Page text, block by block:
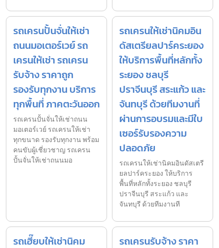
รถเครนปั้นจั่นให้เช่า
ถนนมอเตอร์เวย์ รถ
เครนให้เช่า รถเครน
รับจ้าง ราคาถูก
รองรับทุกงาน บริการ
ทุกพื้นที่ ภาคตะวันออก
รถเครนปั้นจั่นให้เช่าถนน
มอเตอร์เวย์ รถเครนให้เช่า
ทุกขนาด รองรับทุกงาน พร้อม
คนขับผู้เชี่ยวชาญ รถเครน
ปั้นจั่นให้เช่าถนนมอ
รถเครนให้เช่านิคมอิน
ดัสเตรียลปาร์คระยอง
ให้บริการพื้นที่หลักทั้ง
ระยอง ชลบุรี
ปราจีนบุรี สระแก้ว และ
จันทบุรี ด้วยทีมงานที่
ผ่านการอบรมและมีใบ
เซอร์รับรองความ
ปลอดภัย
รถเครนให้เช่านิคมอินดัสเตรี
ยลปาร์คระยอง ให้บริการ
พื้นที่หลักทั้งระยอง ชลบุรี
ปราจีนบุรี สระแก้ว และ
จันทบุรี ด้วยทีมงานที
รถเฮี๊ยบให้เช่านิคม
รถเครนรับจ้าง ราคา